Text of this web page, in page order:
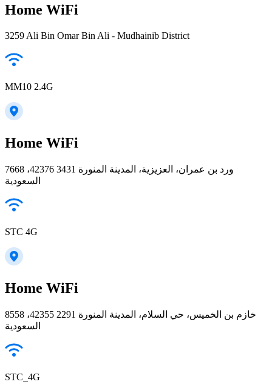
Home WiFi
3259 Ali Bin Omar Bin Ali - Mudhainib District
MM10 2.4G
Home WiFi
7668 ورد بن عمران، العزيزية، المدينة المنورة 42376 3431،
السعودية
STC 4G
Home WiFi
8558 خازم بن الخميس، حي السلام، المدينة المنورة 42355 2291،
السعودية
STC_4G